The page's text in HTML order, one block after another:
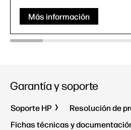
Más información
Garantía y soporte
Soporte HP
Resolución de
Fichas técnicas y